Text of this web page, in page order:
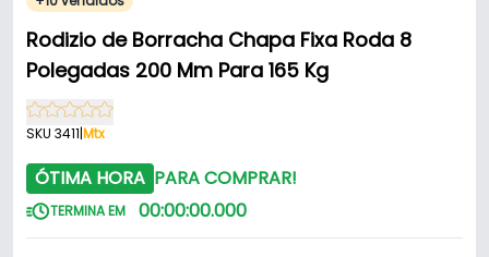
Rodizio de Borracha Chapa Fixa Roda 8
Polegadas 200 Mm Para 165 Kg
SKU 3411|Mtx
ÓTIMA HORA PARA COMPRAR!
TERMINA EM 00:00:00.000